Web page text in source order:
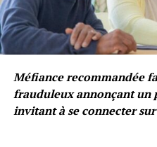
Méfiance recommandée
frauduleux annonçant un
invitant à se connecter